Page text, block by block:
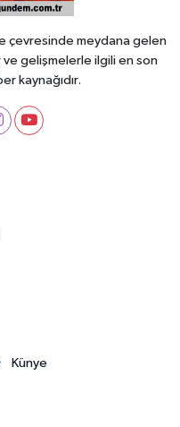
çevresinde meydana gelen
gelişmelerle ilgili en son
kaynağıdır.
Künye